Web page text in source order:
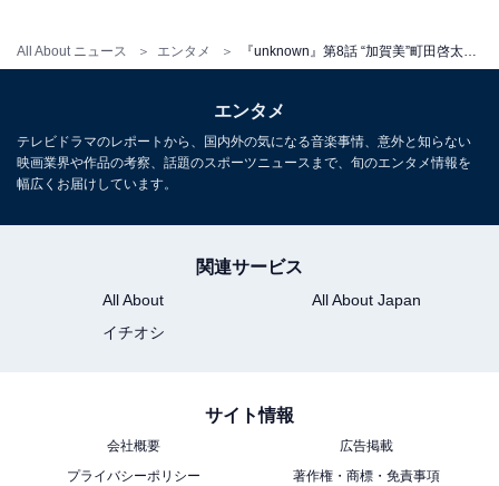
All About ニュース エンタメ
加賀美が吸血鬼を殺す理由とは？ 加賀美がコロッケを食
なのか。なぜ梅婆が犯人として名乗り出てきたのか？ 加
賀美を庇っているとしたらその理由は？ いまだ謎が残
る、虎松の父・一条（井浦新）が起こした宗像一家惨殺
決事件捜査班の刑事で虎松の元妻でもある暁凛
（MEGUMI）が現れ――。そんな中、街には新たな殺害
予告が発生し、こころに「……今から殺しに行ってい
エンタメ
テレビドラマのレポートから、国内外の気になる音楽事情、意外と知らない
映画業界や作品の考察、話題のスポーツニュースまで、旬のエンタメ情報を
幅広くお届けしています。
関連サービス
All About
All About Japan
イチオシ
サイト情報
会社概要
広告掲載
プライバシーポリシー
著作権・商標・免責事項